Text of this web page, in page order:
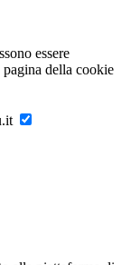
essere
della cookie